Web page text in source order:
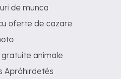
de munca
oferte de cazare
gratuite animale
Apróhirdetés